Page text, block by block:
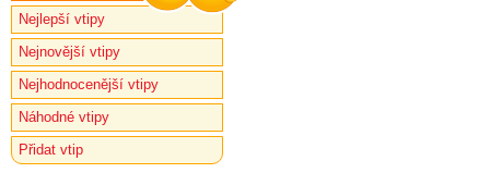
Nejlepší vtipy
Nejnovější vtipy
Nejhodnocenější vtipy
Náhodné vtipy
Přidat vtip